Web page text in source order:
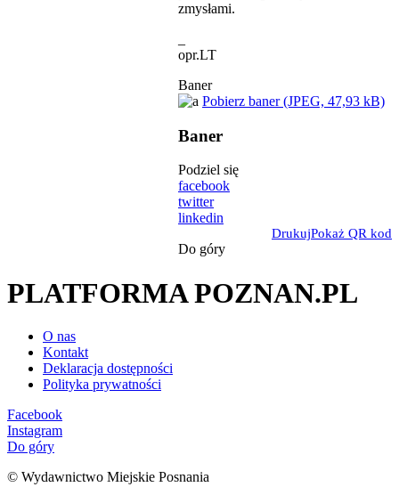
zmysłami.
opr.LT
Baner
Pobierz baner (JPEG, 47,93 kB)
Baner
Podziel się
facebook
twitter
linkedin
DrukujPokaż QR kod
Do góry
PLATFORMA POZNAN.PL
O nas
Kontakt
Deklaracja dostępności
Polityka prywatności
Facebook
Instagram
Do góry
© Wydawnictwo Miejskie Posnania